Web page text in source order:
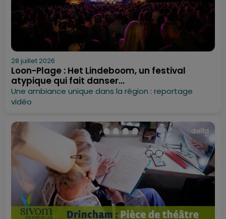
28 juillet 2026
Loon-Plage : Het Lindeboom, un festival
atypique qui fait danser...
Une ambiance unique dans la région : reportage
vidéo